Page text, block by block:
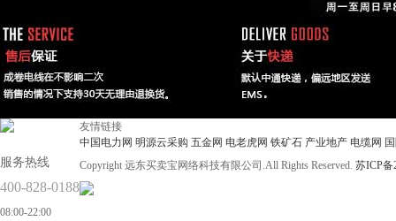
服务热线
400-828-0188
08:00-22:00
友情链接
中国电力网 明源云采购 五金网 电老虎网 铁矿石 产业地产 电缆网
Copyright 远东买卖宝网络科技有限公司.All Rights Reserved. 苏ICP备